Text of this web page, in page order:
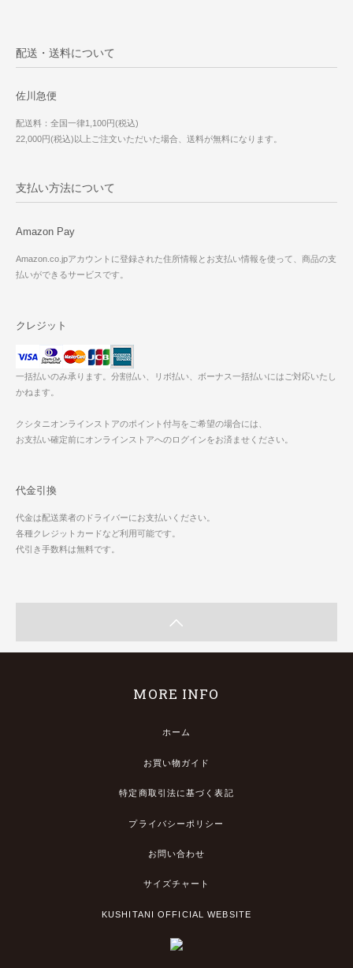
配送・送料について
佐川急便
配送料：全国一律1,100円(税込)
22,000円(税込)以上ご注文いただいた場合、送料が無料になります。
支払い方法について
Amazon Pay
Amazon.co.jpアカウントに登録された住所情報とお支払い情報を使って、商品の支
払いができるサービスです。
クレジット
一括払いのみ承ります。分割払い、リボ払い、ボーナス一括払いにはご対応いたし
かねます。
クシタニオンラインストアのポイント付与をご希望の場合には、
お支払い確定前にオンラインストアへのログインをお済ませください。
代金引換
代金は配送業者のドライバーにお支払いください。
各種クレジットカードなど利用可能です。
代引き手数料は無料です。
MORE INFO
ホーム
お買い物ガイド
特定商取引法に基づく表記
プライバシーポリシー
お問い合わせ
サイズチャート
KUSHITANI OFFICIAL WEBSITE